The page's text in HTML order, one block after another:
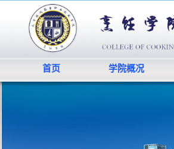
首页 学院概况